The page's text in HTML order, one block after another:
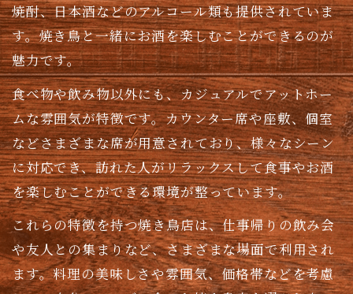
焼酎、日本酒などのアルコール類も提供されていま
す。焼き鳥と一緒にお酒を楽しむことができるのが
魅力です。
食べ物や飲み物以外にも、カジュアルでアットホー
ムな雰囲気が特徴です。カウンター席や座敷、個室
などさまざまな席が用意されており、様々なシーン
に対応でき、訪れた人がリラックスして食事やお酒
を楽しむことができる環境が整っています。
これらの特徴を持つ焼き鳥店は、仕事帰りの飲み会
や友人との集まりなど、さまざまな場面で利用され
ます。料理の美味しさや雰囲気、価格帯などを考慮